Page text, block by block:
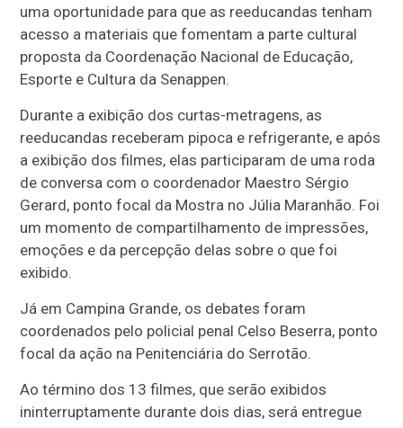
uma oportunidade para que as reeducandas tenham
acesso a materiais que fomentam a parte cultural
proposta da Coordenação Nacional de Educação,
Esporte e Cultura da Senappen.
Durante a exibição dos curtas-metragens, as
reeducandas receberam pipoca e refrigerante, e após
a exibição dos filmes, elas participaram de uma roda
de conversa com o coordenador Maestro Sérgio
Gerard, ponto focal da Mostra no Júlia Maranhão. Foi
um momento de compartilhamento de impressões,
emoções e da percepção delas sobre o que foi
exibido.
Já em Campina Grande, os debates foram
coordenados pelo policial penal Celso Beserra, ponto
focal da ação na Penitenciária do Serrotão.
Ao término dos 13 filmes, que serão exibidos
ininterruptamente durante dois dias, será entregue